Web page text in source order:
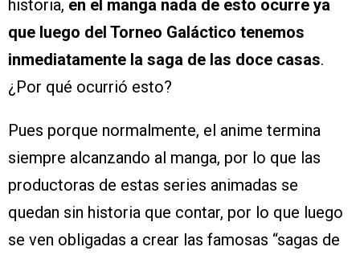
historia, en el manga nada de esto ocurre ya
que luego del Torneo Galáctico tenemos
inmediatamente la saga de las doce casas.
¿Por qué ocurrió esto?
Pues porque normalmente, el anime termina
siempre alcanzando al manga, por lo que las
productoras de estas series animadas se
quedan sin historia que contar, por lo que luego
se ven obligadas a crear las famosas “sagas de